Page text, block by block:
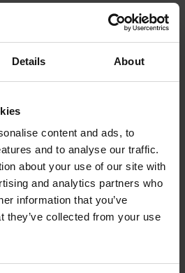
Details About
content and ads, to
and to analyse our traffic.
about your use of our site with
and analytics partners who
information that you’ve
they’ve collected from your use
do 17:00